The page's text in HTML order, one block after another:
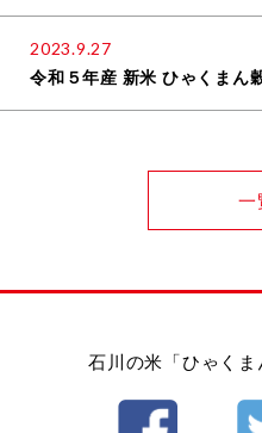
2023.9.27
令和５年産 新米 ひゃくまん
一
石川の米「ひゃく